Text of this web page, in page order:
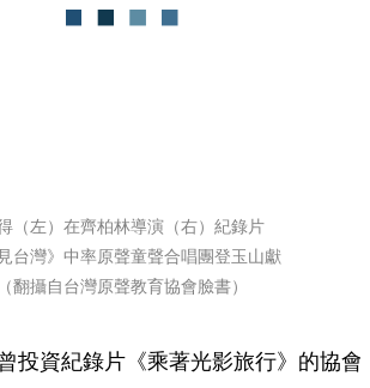
（左）在齊柏林導演（右）紀錄片
見台灣》中率原聲童聲合唱團登玉山獻
翻攝自台灣原聲教育協會臉書）
投資紀錄片《乘著光影旅行》的協會